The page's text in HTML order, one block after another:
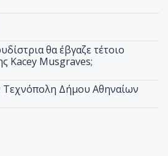
θα έβγαζε τέτοιο
Kacey Musgraves;
Τεχνόπολη Δήμου Αθηναίων